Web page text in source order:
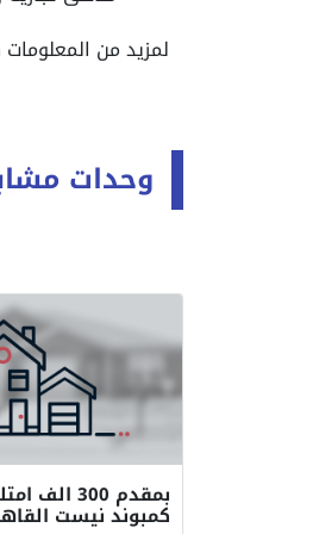
لمزيد من
وحدات
بمقدم 300
كمبوند نيست